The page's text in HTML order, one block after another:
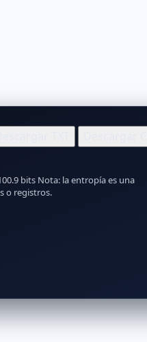
bits Nota: la entropía es una
o registros.